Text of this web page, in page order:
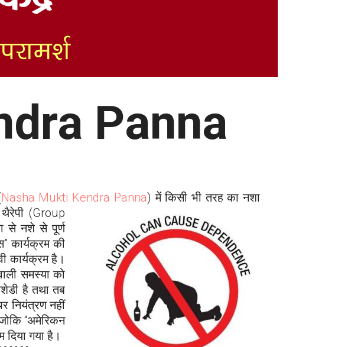
Panna
Nasha Mukti Kendra Panna) में किसी भी तरह का नशा
(Group
से नशे से पूर्ण
कार्यक्रम की
कार्यक्रम है।
समस्या को
है तथा तब
नियंत्रण नहीं
“अमेरिकन
गया है।